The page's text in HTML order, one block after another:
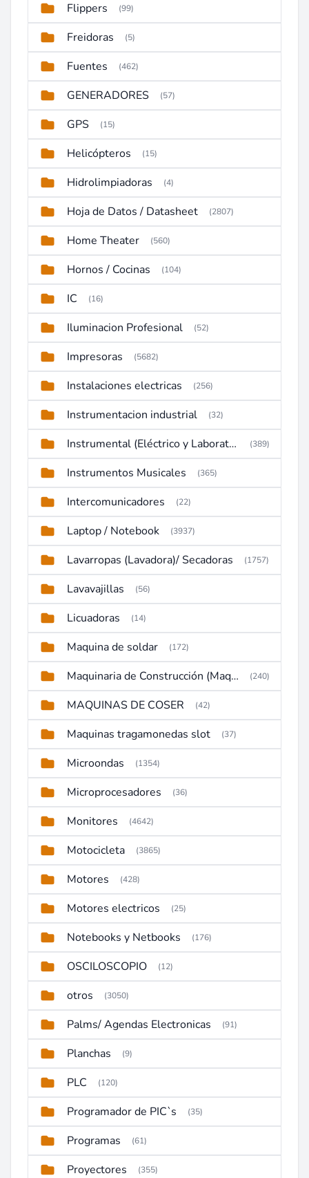
Flippers (99)
Freidoras (5)
Fuentes (462)
GENERADORES (57)
GPS (15)
Helicópteros (15)
Hidrolimpiadoras (4)
Hoja de Datos / Datasheet (2807)
Home Theater (560)
Hornos / Cocinas (104)
IC (16)
Iluminacion Profesional (52)
Impresoras (5682)
Instalaciones electricas (256)
Instrumentacion industrial (32)
Instrumental (Eléctrico y Laboratorio) (389)
Instrumentos Musicales (365)
Intercomunicadores (22)
Laptop / Notebook (3937)
Lavarropas (Lavadora)/ Secadoras (1757)
Lavavajillas (56)
Licuadoras (14)
Maquina de soldar (172)
Maquinaria de Construcción (Maquinaria Pesada) (240)
MAQUINAS DE COSER (42)
Maquinas tragamonedas slot (37)
Microondas (1354)
Microprocesadores (36)
Monitores (4642)
Motocicleta (3865)
Motores (428)
Motores electricos (25)
Notebooks y Netbooks (176)
OSCILOSCOPIO (12)
otros (3050)
Palms/ Agendas Electronicas (91)
Planchas (9)
PLC (120)
Programador de PIC`s (35)
Programas (61)
Proyectores (355)